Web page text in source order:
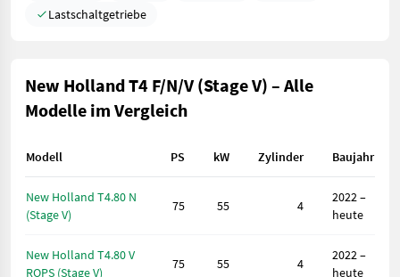
Lastschaltgetriebe
New Holland T4 F/N/V (Stage V) – Alle
Modelle im Vergleich
Modell PS kW Zylinder Baujahr
New Holland T4.80 N
(Stage V)
75 55 4
2022 –
heute
New Holland T4.80 V
ROPS (Stage V)
75 55 4
2022 –
heute